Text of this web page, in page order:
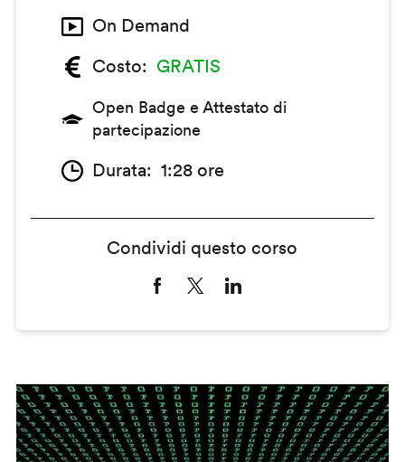
On Demand
Costo
GRATIS
Open Badge e Attestato di
partecipazione
Durata 1:28 ore
Condividi questo corso